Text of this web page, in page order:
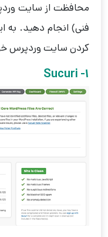
محافظت از سایت
فنی) انجام دهید. به
کردن سایت وردپرس
1- Sucuri